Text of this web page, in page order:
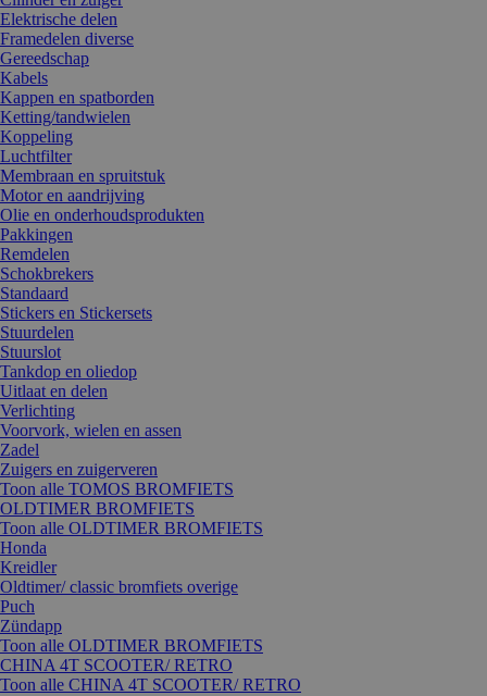
Elektrische delen
Framedelen diverse
Gereedschap
Kabels
Kappen en spatborden
Ketting/tandwielen
Koppeling
Luchtfilter
Membraan en spruitstuk
Motor en aandrijving
Olie en onderhoudsprodukten
Pakkingen
Remdelen
Schokbrekers
Standaard
Stickers en Stickersets
Stuurdelen
Stuurslot
Tankdop en oliedop
Uitlaat en delen
Verlichting
Voorvork, wielen en assen
Zadel
Zuigers en zuigerveren
Toon alle TOMOS BROMFIETS
OLDTIMER BROMFIETS
Toon alle OLDTIMER BROMFIETS
Honda
Kreidler
Oldtimer/ classic bromfiets overige
Puch
Zündapp
Toon alle OLDTIMER BROMFIETS
CHINA 4T SCOOTER/ RETRO
Toon alle CHINA 4T SCOOTER/ RETRO